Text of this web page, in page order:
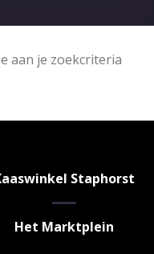
aan je zoekcriteria
Staphorst
Het Marktplein